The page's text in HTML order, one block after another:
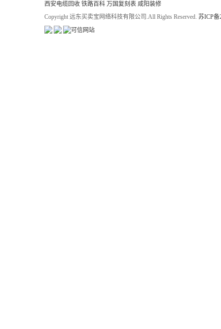
西安电缆回收 铁路百科 万国复刻表 咸阳装修
Copyright 远东买卖宝网络科技有限公司.All Rights Reserved. 苏ICP备